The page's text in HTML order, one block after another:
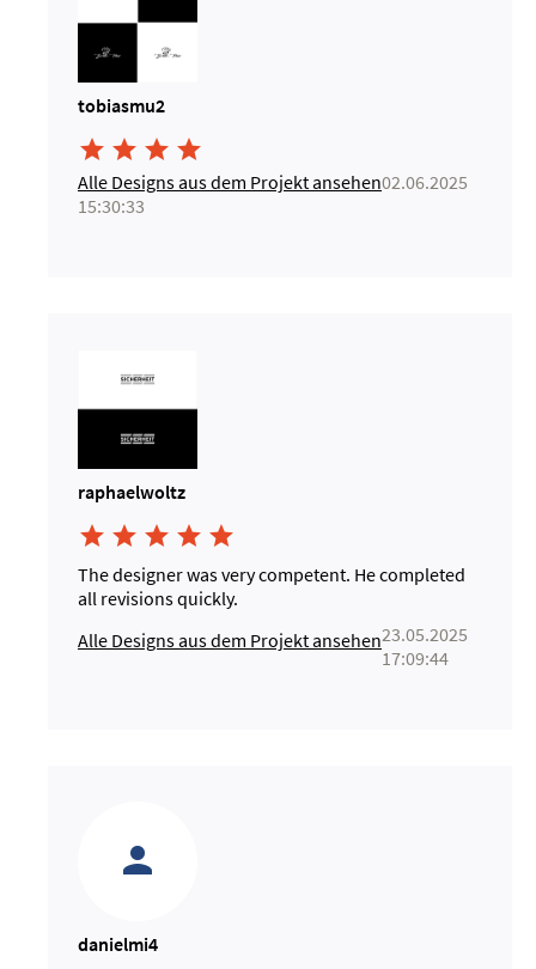
tobiasmu2
   
Alle Designs aus dem Projekt ansehen02.06.2025
15:30:33
raphaelwoltz
    
The designer was very competent. He completed
all revisions quickly.
Alle Designs aus dem Projekt ansehen23.05.2025
17:09:44
danielmi4